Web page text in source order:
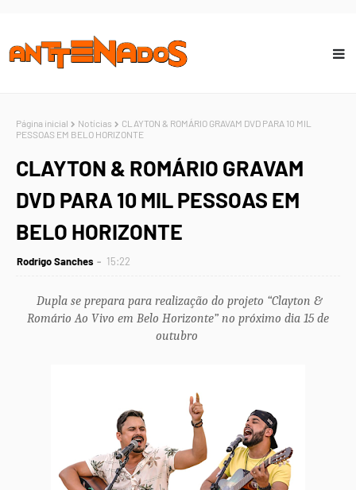
Página inicial Notícias
CLAYTON & ROMÁRIO GRAVAM DVD PARA 10 MIL
PESSOAS EM BELO HORIZONTE
CLAYTON & ROMÁRIO GRAVAM
DVD PARA 10 MIL PESSOAS EM
BELO HORIZONTE
Rodrigo Sanches 15:22
Dupla se prepara para realização do projeto “Clayton &
Romário Ao Vivo em Belo Horizonte” no próximo dia 15 de
outubro